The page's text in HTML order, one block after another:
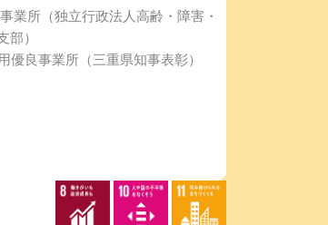
業所（独立行政法人高齢・障害・
）
良事業所（三重県知事表彰）